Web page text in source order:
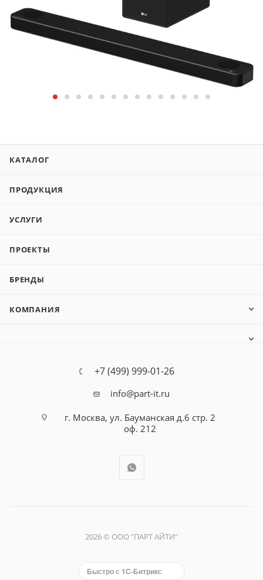
КАТАЛОГ
ПРОДУКЦИЯ
УСЛУГИ
ПРОЕКТЫ
БРЕНДЫ
КОМПАНИЯ
+7 (499) 999-01-26
info@part-it.ru
г. Москва, ул. Бауманская д.6 стр. 2
оф. 212
2026 © ООО "ПАРТ АЙТИ"
Быстро с 1С-Битрикс